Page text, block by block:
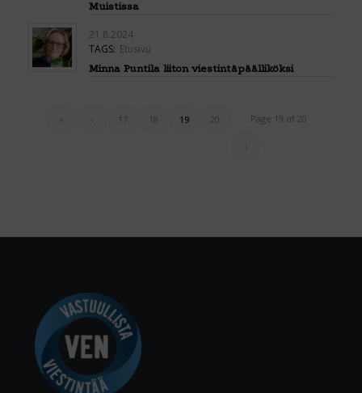
Muistissa
21.8.2024
TAGS: Etusivu
Minna Puntila liiton viestintäpäälliköksi
Page 19 of 20
« ‹ 17 18 19 20
›